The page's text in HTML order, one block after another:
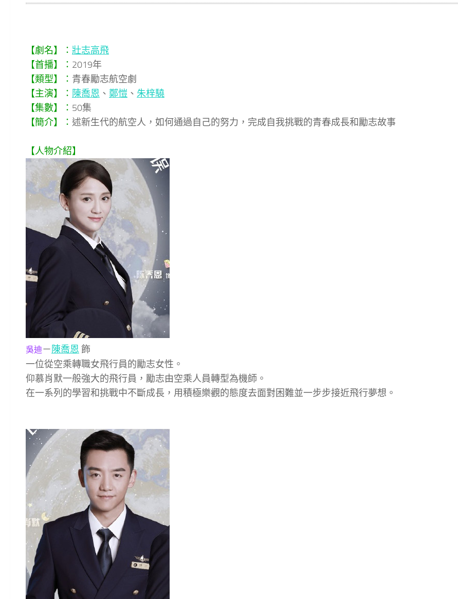
【劇名】： 壯志高飛
【首播】： 2019年
【類型】： 青春勵志航空劇
【主演】： 陳喬恩 、 鄭愷 、 朱梓驍
【集數】： 50集
【簡介】： 述新生代的航空人，如何通過自己的努力，完成自我挑戰的青春成長和勵志故事
【人物介紹】
吳迪－陳喬恩 飾
一位從空乘轉職女飛行員的勵志女性。
仰慕肖默一般強大的飛行員，勵志由空乘人員轉型為機師。
在一系列的學習和挑戰中不斷成長，用積極樂觀的態度去面對困難並一步步接近飛行夢想。